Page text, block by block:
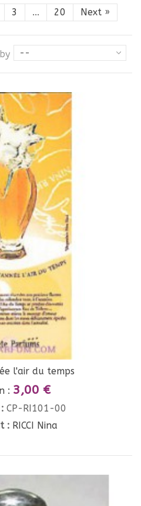
3 ... 20 Next»
--
l'air du temps
: 3,00 €
CP-RI101-00
: RICCI Nina